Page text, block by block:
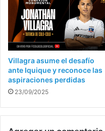
Villagra asume el desafío
ante Iquique y reconoce las
aspiraciones perdidas
23/09/2025